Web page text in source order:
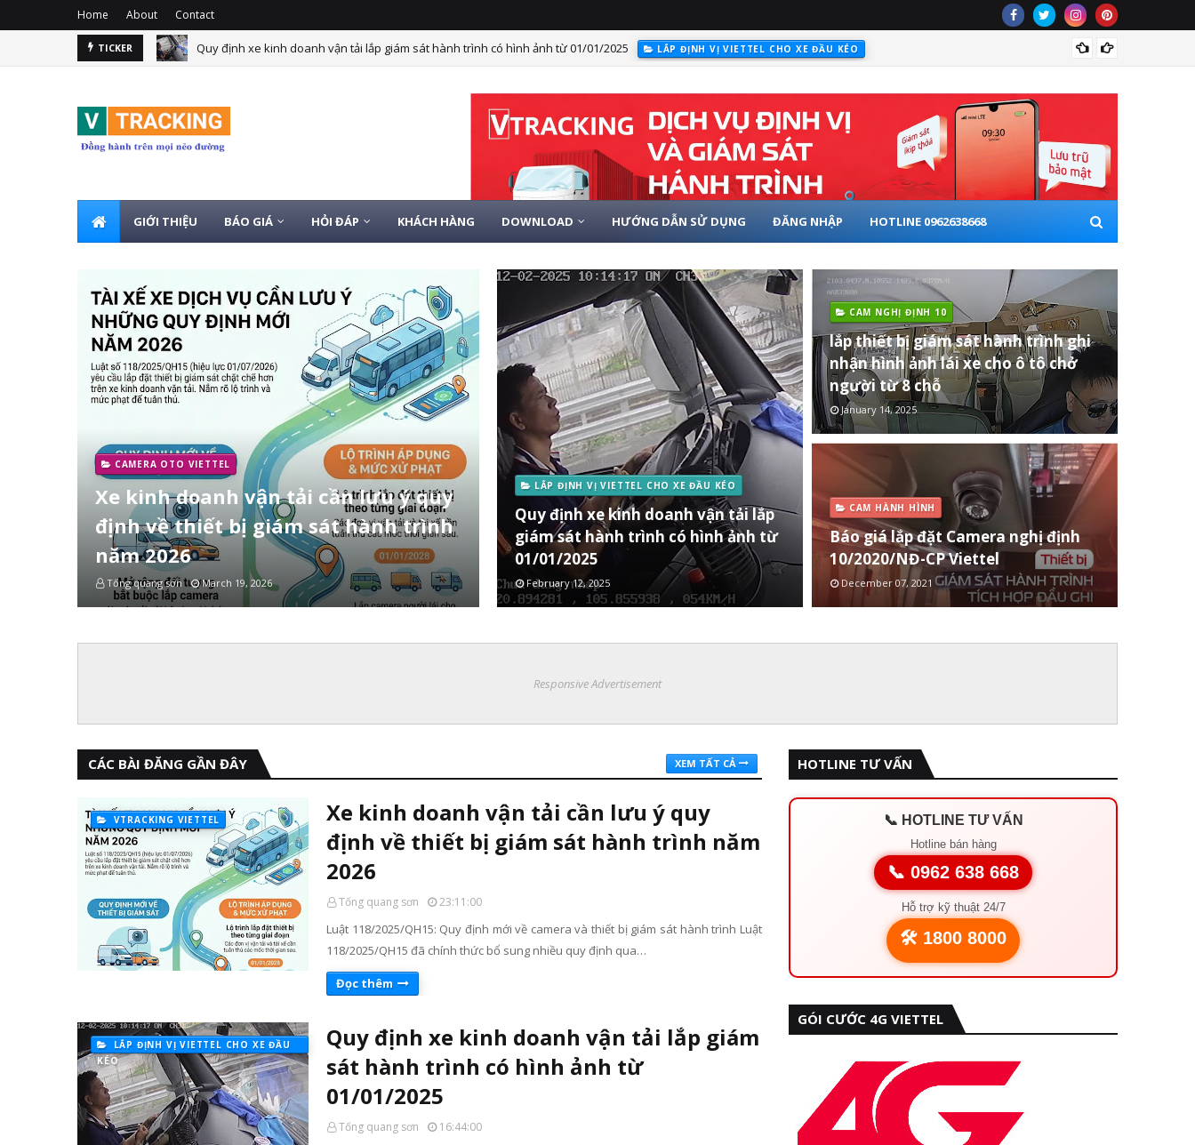
Home About Contact
TICKER lắp thiết bị giám sát hành trình ghi nhận hình ảnh lái xe cho ô tô chở người từ 8 chỗ CAM NGHỊ ĐỊNH 10
GIỚI THIỆU BÁO GIÁ HỎI ĐÁP KHÁCH HÀNG DOWNLOAD HƯỚNG DẪN SỬ DỤNG ĐĂNG NHẬP HOTLINE 0962638668
CAMERA OTO VIETTEL
Xe kinh doanh vận tải cần lưu ý quy
định về thiết bị giám sát hành trình
năm 2026
Tống quang sơn March 19, 2026
LẮP ĐỊNH VỊ VIETTEL CHO XE ĐẦU KÉO
Quy định xe kinh doanh vận tải lắp
giám sát hành trình có hình ảnh từ
01/01/2025
February 12, 2025
CAM NGHỊ ĐỊNH 10
lắp thiết bị giám sát hành trình ghi
nhận hình ảnh lái xe cho ô tô chở
người từ 8 chỗ
January 14, 2025
CAM HÀNH HÌNH
Báo giá lắp đặt Camera nghị định
10/2020/NĐ-CP Viettel
December 07, 2021
Responsive Advertisement
CÁC BÀI ĐĂNG GẦN ĐÂY XEM TẤT CẢ
VTRACKING VIETTEL
Xe kinh doanh vận tải cần lưu ý quy
định về thiết bị giám sát hành trình năm
2026
Tống quang sơn 23:11:00
Luật 118/2025/QH15: Quy định mới về camera và thiết bị giám sát hành trình Luật
118/2025/QH15 đã chính thức bổ sung nhiều quy định qua…
Đọc thêm
LẮP ĐỊNH VỊ VIETTEL CHO XE ĐẦU
KÉO
Quy định xe kinh doanh vận tải lắp giám
sát hành trình có hình ảnh từ
01/01/2025
Tống quang sơn 16:44:00
HOTLINE TƯ VẤN
📞 HOTLINE TƯ VẤN
Hotline bán hàng
📞 0962 638 668
Hỗ trợ kỹ thuật 24/7
🛠️ 1800 8000
GÓI CƯỚC 4G VIETTEL